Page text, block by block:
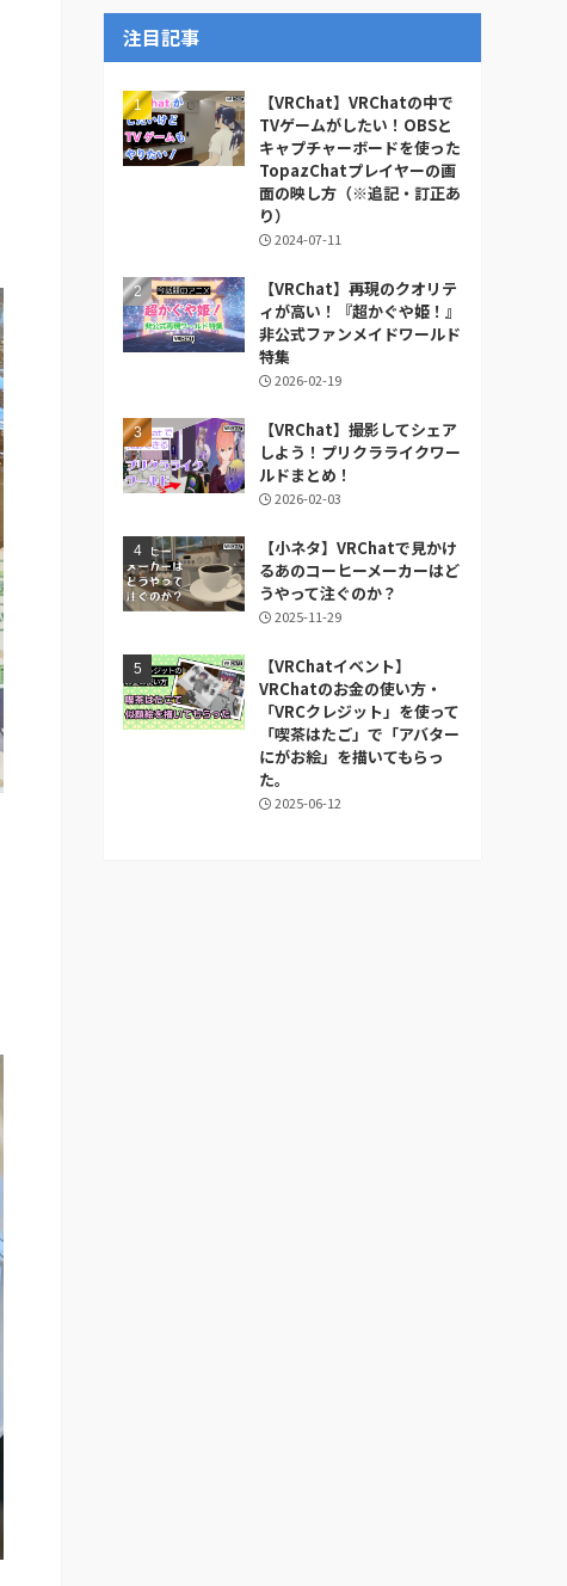
カ
イ
注目記事
【VRChat】VRChatの中で
TVゲームがしたい！OBSと
キャプチャーボードを使った
TopazChatプレイヤーの画
面の映し方（※追記・訂正あ
り）
2024-07-11
【VRChat】再現のクオリテ
ィが高い！『超かぐや姫！』
非公式ファンメイドワールド
特集
2026-02-19
【VRChat】撮影してシェア
しよう！プリクラライクワー
ルドまとめ！
2026-02-03
【小ネタ】VRChatで見かけ
るあのコーヒーメーカーはど
うやって注ぐのか？
2025-11-29
【VRChatイベント】
VRChatのお金の使い方・
「VRCクレジット」を使って
「喫茶はたご」で「アバター
にがお絵」を描いてもらっ
た。
2025-06-12